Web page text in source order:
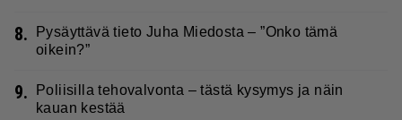
8.
Pysäyttävä tieto Juha Miedosta – ”Onko tämä
oikein?”
9.
Poliisilla tehovalvonta – tästä kysymys ja näin
kauan kestää